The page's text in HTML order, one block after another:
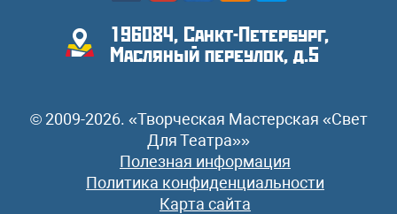
196084, Санкт-Петербург,
Масляный переулок, д.5
© 2009-2026. «Творческая Мастерская «Свет
Для Театра»»
Полезная информация
Политика конфиденциальности
Карта сайта